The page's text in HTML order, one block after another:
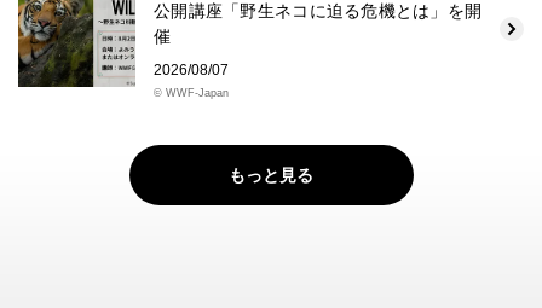
公開講座「野生ネコに迫る危機とは」を開
催
2026/08/07
© WWF-Japan
もっと見る